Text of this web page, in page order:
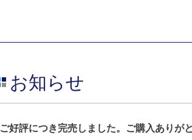
お知らせ
ご好評につき完売しました。ご購入ありが